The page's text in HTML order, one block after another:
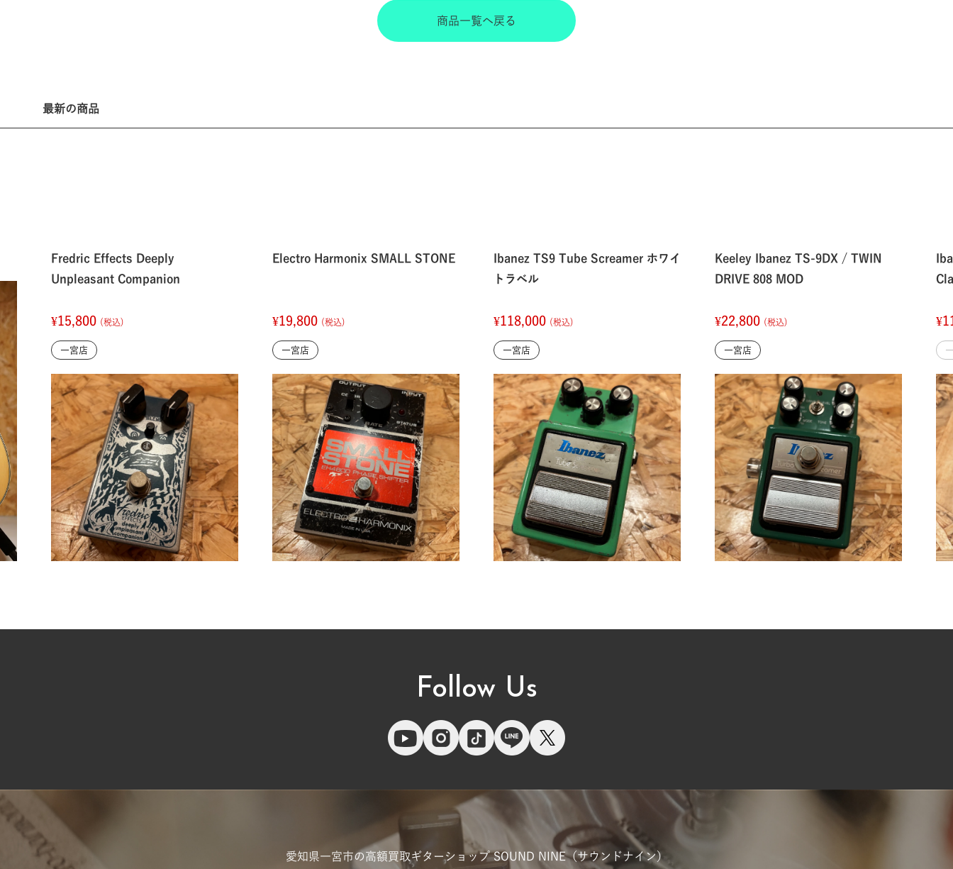
商品一覧へ戻る
最新の商品
Fredric Effects Deeply
Unpleasant Companion
¥15,800 (税込)
一宮店
Electro Harmonix SMALL STONE
¥19,800 (税込)
一宮店
Ibanez TS9 Tube Screamer ホワイ
トラベル
¥118,000 (税込)
一宮店
Keeley Ibanez TS-9DX / TWIN
DRIVE 808 MOD
¥22,800 (税込)
一宮店
Follow Us
愛知県一宮市の高額買取ギターショップSOUND NINE（サウンドナイン）